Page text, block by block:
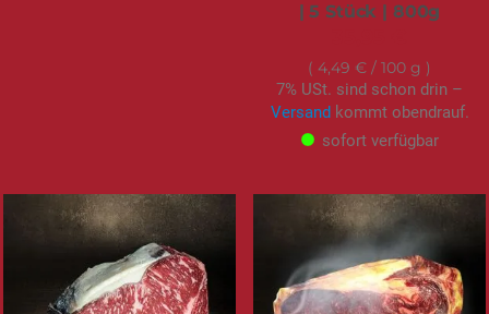
| 5 Stück | 800g
4,49 € / 100 g
7% USt. sind schon drin –
Versandkommt obendrauf.
sofort verfügbar